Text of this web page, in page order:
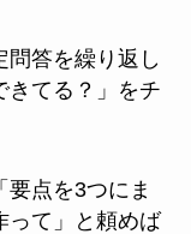
答を繰り返し
きてる？」をチ
点を3つにま
って」と頼めば